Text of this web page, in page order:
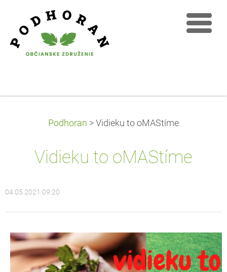
Podhoran > Vidieku to oMAStíme
Vidieku to oMAStíme
04.05.2021 09:20